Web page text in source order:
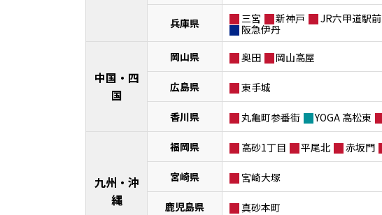
兵庫県 三宮 新神戸 JR六甲道駅前
阪急伊丹
中国・四
国
岡山県 奥田 岡山高屋
広島県 東手城
香川県 丸亀町参番街 YOGA 高松東
九州・沖
縄
福岡県 高砂1丁目 平尾北 赤坂門
宮崎県 宮崎大塚
鹿児島県 真砂本町